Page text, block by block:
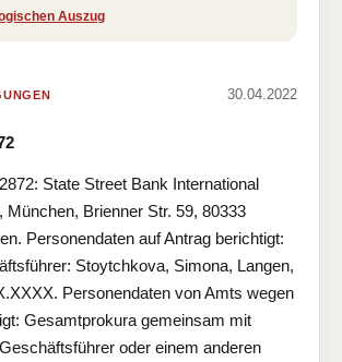
Auszug
30.04.2022
State Street Bank International
München, Brienner Str. 59, 80333
Personendaten auf Antrag berichtigt:
Stoytchkova, Simona, Langen,
Personendaten von Amts wegen
Gesamtprokura gemeinsam mit
oder einem anderen